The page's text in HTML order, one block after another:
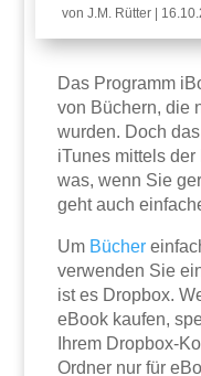
vonJ.M. Rütter
Das Programm
von Büchern, die
wurden. Doch
iTunes mittels
was, wenn Sie
geht auch
Um Bücher
verwenden Sie
ist es Dropbox.
eBook kaufen,
Ihrem Dropbox-
Ordner nur für